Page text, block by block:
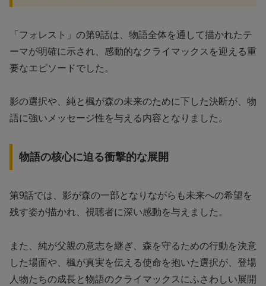
「フォレスト」の第9話は、物語全体を通して描かれたテ
ーマが明確に示され、感動的なクライマックスを迎える重
要なエピソードでした。
影の選択や、純と楓が森の未来のために下した決断が、物
語に強いメッセージ性を与える内容となりました。
物語の核心に迫る衝撃的な展開
第9話では、影が森の一部となりながらも未来への希望を
残す姿が描かれ、視聴者に深い感動を与えました。
また、純が父親の意志を継ぎ、森を守るための行動を決意
した場面や、楓が真実を伝える使命を抱いた選択が、登場
人物たちの成長と物語のクライマックスにふさわしい展開